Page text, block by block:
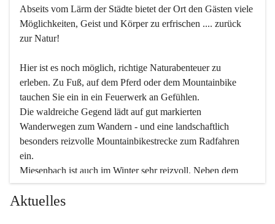
Abseits vom Lärm der Städte bietet der Ort den Gästen viele
Möglichkeiten, Geist und Körper zu erfrischen .... zurück
zur Natur!
Hier ist es noch möglich, richtige Naturabenteuer zu
erleben. Zu Fuß, auf dem Pferd oder dem Mountainbike
tauchen Sie ein in ein Feuerwerk an Gefühlen.
Die waldreiche Gegend lädt auf gut markierten
Wanderwegen zum Wandern - und eine landschaftlich
besonders reizvolle Mountainbikestrecke zum Radfahren
ein.
Miesenbach ist auch im Winter sehr reizvoll. Neben dem
Eisstockschießen gibt es auf dem nahe gelegenen Unterberg
wunderschöne Naturschneepisten, die zum Schifahren oder
Aktuelles